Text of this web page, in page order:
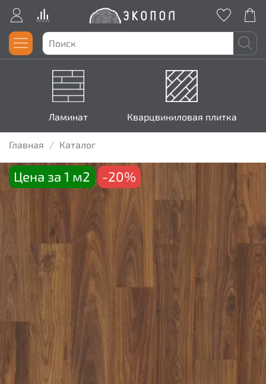
Ламинат Кварцвиниловая плитка
Главная Каталог
Цена за 1 м2 -20%